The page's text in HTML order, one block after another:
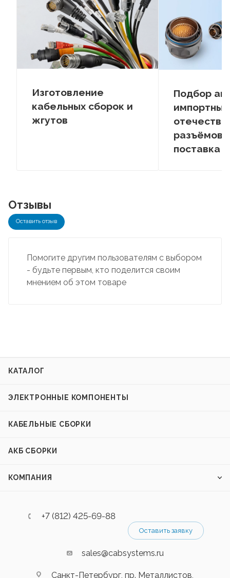
Изготовление
кабельных сборок и
жгутов
Подбор
разъёмов
поставка
Отзывы
Оставить отзыв
Помогите другим пользователям с выбором
- будьте первым, кто поделится своим
мнением об этом товаре
КАТАЛОГ
ЭЛЕКТРОННЫЕ КОМПОНЕНТЫ
КАБЕЛЬНЫЕ СБОРКИ
АКБ СБОРКИ
КОМПАНИЯ
+7 (812) 425-69-88
Оставить заявку
sales@cabsystems.ru
Санкт-Петербург, пр. Металлистов,